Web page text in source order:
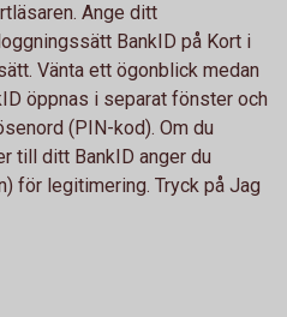
Ange ditt
BankID på Kort i
Vänta ett ögonblick medan
öppnas i separat fönster och
(PIN-kod). Om du
till ditt BankID anger du
för legitimering. Tryck på Jag